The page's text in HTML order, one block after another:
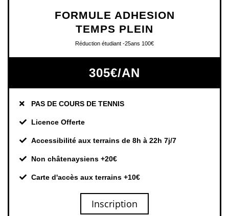
FORMULE ADHESION
TEMPS PLEIN
Réduction étudiant -25ans 100€
305€/AN
PAS DE COURS DE TENNIS
Licence Offerte
Accessibilité aux terrains de 8h à 22h 7j/7
Non châtenaysiens +20€
Carte d'accès aux terrains +10€
Inscription